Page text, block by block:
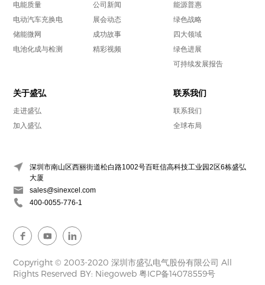
电能质量
电动汽车充换电
储能微网
电池化成与检测
公司新闻
展会动态
成功故事
精彩视频
能源普惠
绿色战略
四大领域
绿色进展
可持续发展报告
关于盛弘
走进盛弘
加入盛弘
联系我们
联系我们
全球布局
深圳市南山区西丽街道松白路1002号百旺信高科技工业园2区6栋盛弘
大厦
sales@sinexcel.com
400-0055-776-1
Copyright © 2003-2020 深圳市盛弘电气股份有限公司 All
Rights Reserved BY: Niegoweb 粤ICP备14078559号